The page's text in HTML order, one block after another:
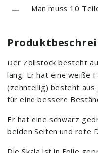
− Man muss 10
Der Zollstock besteht
lang. Er hat eine weiße
(zehnteilig) besteht
für eine bessere
Er hat eine schwarz
beiden Seiten und rote